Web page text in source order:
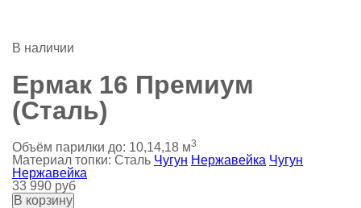
В наличии
Ермак 16 Премиум
(Сталь)
Объём парилки до: 10,14,18 м3
Материал топки: Сталь Чугун Нержавейка Чугун
Нержавейка
33 990 руб
В корзину